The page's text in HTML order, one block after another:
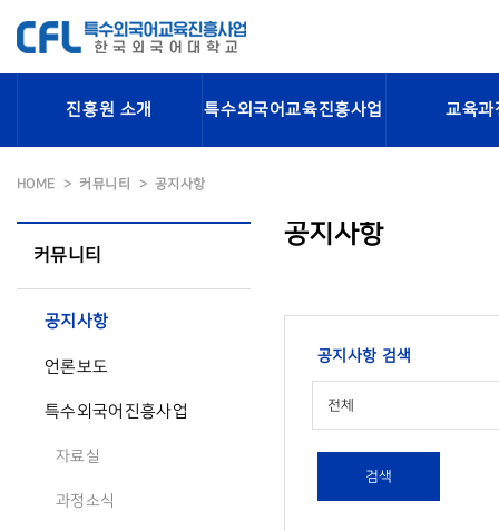
진흥원 소개 특수외국어교육진흥사업 교육과
HOME 커뮤니티 공지사항
커뮤니티
공지사항
언론보도
특수외국어진흥사업
자료실
과정소식
공지사항
공지사항 검색
전체
검색